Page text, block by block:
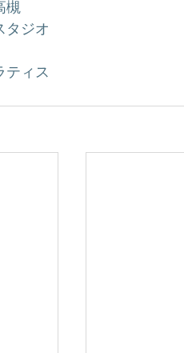
槻
タジオ
ティス